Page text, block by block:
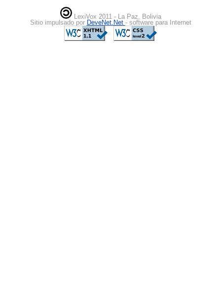
LexiVox 2011 - La Paz, Bolivia
Sitio impulsado por DeveNet.Net - software para Internet